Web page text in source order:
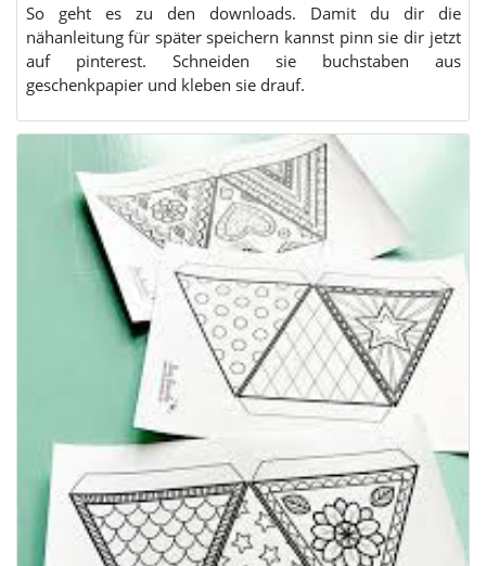
So geht es zu den downloads. Damit du dir die
nähanleitung für später speichern kannst pinn sie dir jetzt
auf pinterest. Schneiden sie buchstaben aus
geschenkpapier und kleben sie drauf.